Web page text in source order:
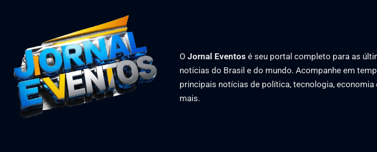
O Jornal Eventos é seu portal completo para as
notícias do Brasil e do mundo. Acompanhe em
principais notícias de política, tecnologia, economia
mais.